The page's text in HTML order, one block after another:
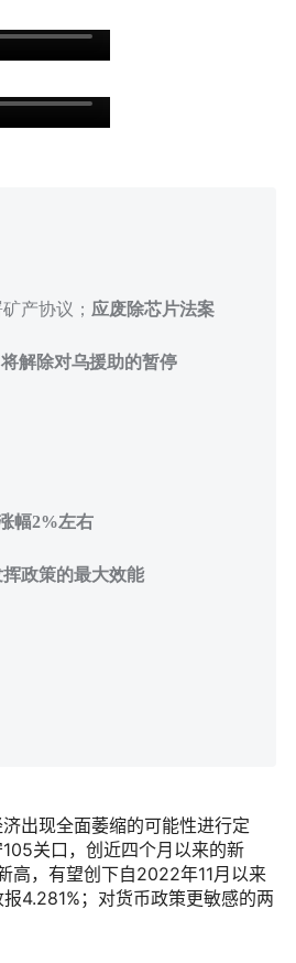
产协议； 应废除芯片法案
解除对乌援助的暂停
幅2%左右
政策的最大效能
出现全面萎缩的可能性进行定
关口，创近四个月以来的新
高，有望创下自2022年11月以来
4.281%；对货币政策更敏感的两